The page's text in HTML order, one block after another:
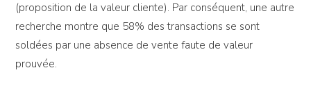
(proposition de la valeur cliente). Par conséquent, une autre
recherche montre que 58% des transactions se sont
soldées par une absence de vente faute de valeur
prouvée.